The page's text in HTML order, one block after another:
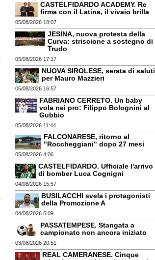
CASTELFIDARDO ACADEMY. Re
firma con il Latina, il vivaio brilla
05/08/2026 18:07
JESINA, nuova protesta della
Curva: striscione a sostegno di
Trudo
05/08/2026 17:17
NUOVA SIROLESE, serata di saluti
per Mauro Mazzieri
05/08/2026 16:57
FABRIANO CERRETO. Un baby
vola nei pro: Filippo Bolognini al
Gubbio
05/08/2026 11:44
FALCONARESE, ritorno al
"Roccheggiani" dopo 27 mesi
05/08/2026 4:06
CASTELFIDARDO. Ufficiale l'arrivo
di bomber Luca Cognigni
04/08/2026 15:57
BUSILACCHI svela i protagonisti
della Promozione A
04/08/2026 5:09
PASSATEMPESE. Stangata a
campionato non ancora iniziato
03/08/2026 20:51
REAL CAMERANESE. Cinque